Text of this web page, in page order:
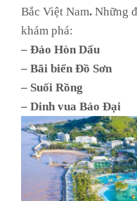
Bắc Việt Nam. Những
khám phá:
– Đảo Hòn Dấu
– Bãi biển Đồ Sơn
– Suối Rồng
– Dinh vua Bảo Đại